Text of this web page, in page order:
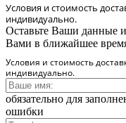
Условия и стоимость
индивидуально.
Оставьте Ваши данные
Вами в ближайшее
Условия и стоимость
индивидуально.
обязательно для
ошибки